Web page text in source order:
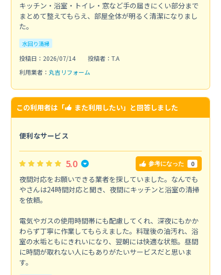
キッチン・浴室・トイレ・窓など手の届きにくい部分まで
まとめて整えてもらえ、部屋全体が明るく清潔になりまし
た。
水回り清掃
投稿日：2026/07/14
投稿者：T.A
利用業者： 丸吉リフォーム
この利用者は「 また利用したい」と回答しました
便利なサービス
5.0 参考になった 0
夜間対応をお願いできる業者を探していました。なんでも
やさんは24時間対応と聞き、夜間にキッチンと浴室の清掃
を依頼。
電気やガスの使用時間帯にも配慮してくれ、深夜にもかか
わらず丁寧に作業してもらえました。料理後の油汚れ、浴
室の水垢ともにきれいになり、翌朝には快適な状態。昼間
に時間が取れない人にもありがたいサービスだと思いま
す。